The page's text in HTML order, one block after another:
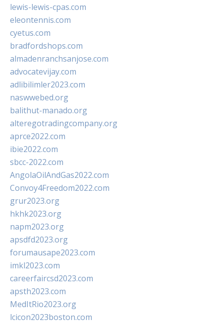
lewis-lewis-cpas.com
eleontennis.com
cyetus.com
bradfordshops.com
almadenranchsanjose.com
advocatevijay.com
adlibilimler2023.com
naswwebed.org
balithut-manado.org
alteregotradingcompany.org
aprce2022.com
ibie2022.com
sbcc-2022.com
AngolaOilAndGas2022.com
Convoy4Freedom2022.com
grur2023.org
hkhk2023.org
napm2023.org
apsdfd2023.org
forumausape2023.com
imkl2023.com
careerfaircsd2023.com
apsth2023.com
MedItRio2023.org
lcicon2023boston.com